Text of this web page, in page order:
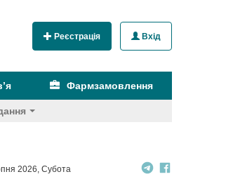
Реєстрація Вхід
Фармзамовлення
2026, Субота